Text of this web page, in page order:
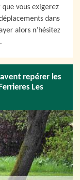
vous exigerez
dans
alors n’hésitez
repérer les
Les